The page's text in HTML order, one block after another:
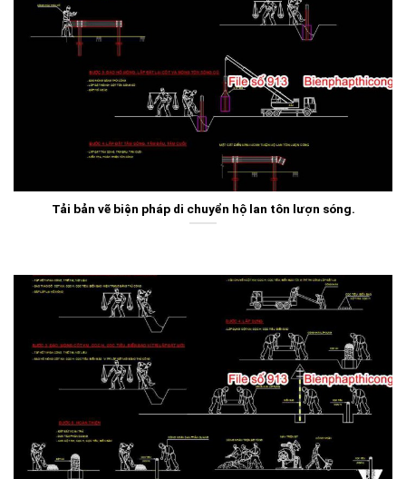
Tải bản vẽ biện pháp di chuyển hộ lan tôn lượn sóng.